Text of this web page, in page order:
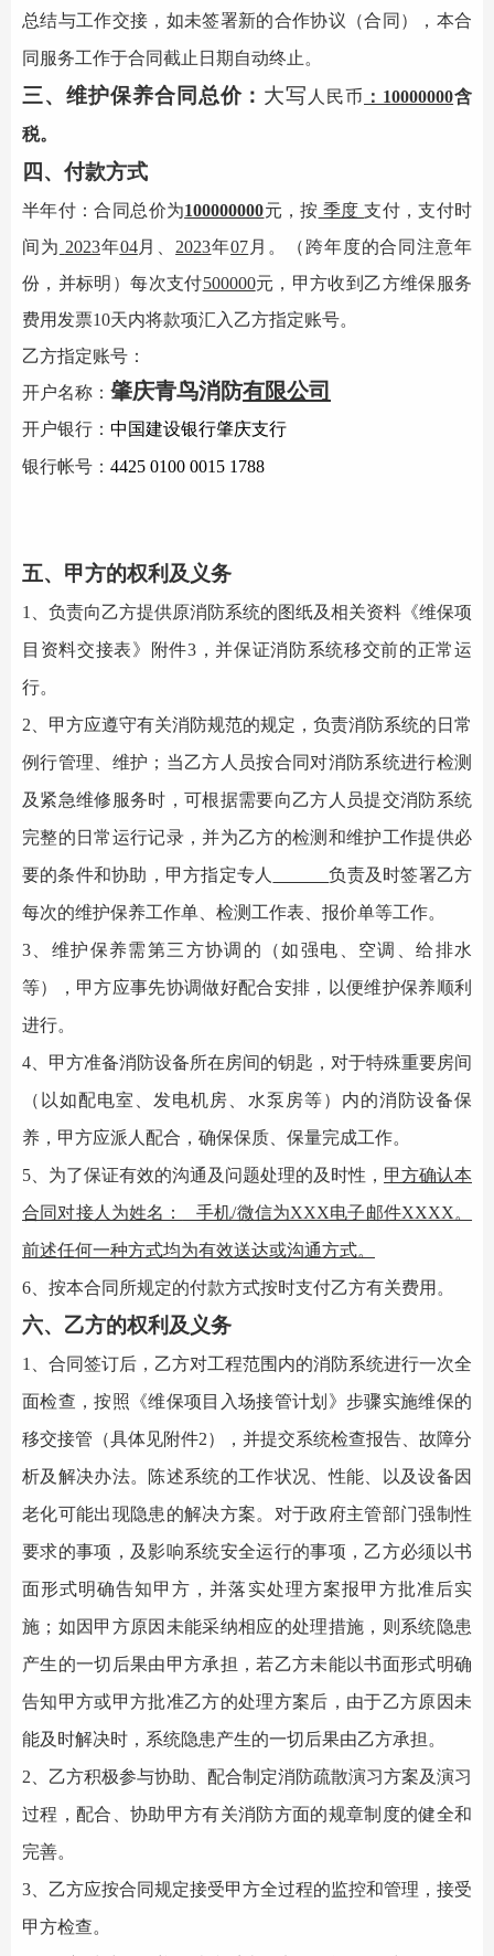
总结与工作交接，如未签署新的合作协议（合同），本合
同服务工作于合同截止日期自动终止。
三、维护保养合同总价： 大写 人民币 ： 10000000含
税。
四、付款方式
半年付：合同总价为100000000元，按 季度支付，支付时
间为 2023年04月、 2023年07 月。（跨年度的合同注意年
份，并标明）每次支付500000元，甲方收到乙方维保服务
费用发票10天内将款项汇入乙方指定账号。
乙方指定账号：
开户名称： 肇庆青鸟消防有限公司
开户银行： 中国建设银行肇庆支行
银行帐号： 4425 0100 0015 1788
五、甲方的权利及义务
1、负责向乙方提供原消防系统的图纸及相关资料《维保项
目资料交接表》附件3，并保证消防系统移交前的正常运
行。
2、甲方应遵守有关消防规范的规定，负责消防系统的日常
例行管理、维护；当乙方人员按合同对消防系统进行检测
及紧急维修服务时，可根据需要向乙方人员提交消防系统
完整的日常运行记录，并为乙方的检测和维护工作提供必
要的条件和协助，甲方指定专人
负责及时签署乙方
每次的维护保养工作单、检测工作表、报价单等工作。
3、维护保养需第三方协调的（如强电、空调、给排水
等），甲方应事先协调做好配合安排，以便维护保养顺利
进行。
4、甲方准备消防设备所在房间的钥匙，对于特殊重要房间
（以如配电室、发电机房、水泵房等）内的消防设备保
养，甲方应派人配合，确保保质、保量完成工作。
5、为了保证有效的沟通及问题处理的及时性， 甲方确认本
合同对接人为姓名：
手机/微信为XXX电子邮件XXXX。
前述任何一种方式均为有效送达或沟通方式。
6、按本合同所规定的付款方式按时支付乙方有关费用。
六、乙方的权利及义务
1、合同签订后，乙方对工程范围内的消防系统进行一次全
面检查，按照《维保项目入场接管计划》步骤实施维保的
移交接管（具体见附件2），并提交系统检查报告、故障分
析及解决办法。陈述系统的工作状况、性能、以及设备因
老化可能出现隐患的解决方案。对于政府主管部门强制性
要求的事项，及影响系统安全运行的事项，乙方必须以书
面形式明确告知甲方，并落实处理方案报甲方批准后实
施；如因甲方原因未能采纳相应的处理措施，则系统隐患
产生的一切后果由甲方承担，若乙方未能以书面形式明确
告知甲方或甲方批准乙方的处理方案后，由于乙方原因未
能及时解决时，系统隐患产生的一切后果由乙方承担。
2、乙方积极参与协助、配合制定消防疏散演习方案及演习
过程，配合、协助甲方有关消防方面的规章制度的健全和
完善。
3、乙方应按合同规定接受甲方全过程的监控和管理，接受
甲方检查。